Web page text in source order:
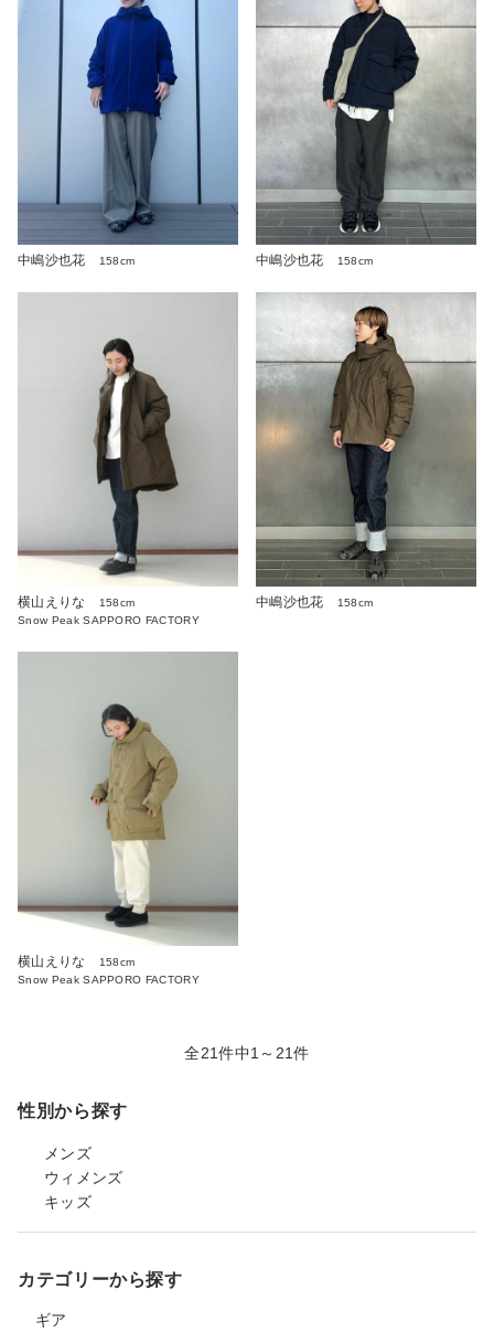
中嶋沙也花 158cm 中嶋沙也花 158cm
横山えりな
158cm
Snow Peak SAPPORO FACTORY
中嶋沙也花 158cm
横山えりな
158cm
Snow Peak SAPPORO FACTORY
全21件中1～21件
性別から探す
メンズ
ウィメンズ
キッズ
カテゴリーから探す
ギア